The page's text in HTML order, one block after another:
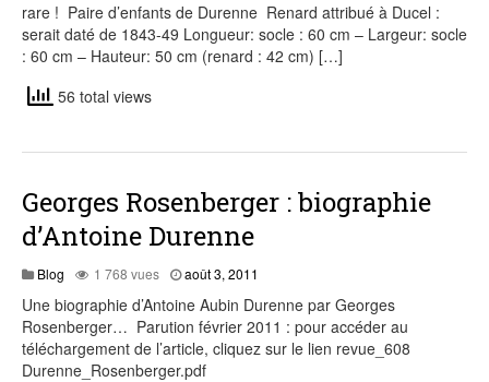
rare ! Paire d’enfants de Durenne Renard attribué à Ducel :
serait daté de 1843-49 Longueur: socle : 60 cm – Largeur: socle
: 60 cm – Hauteur: 50 cm (renard : 42 cm) […]
56 total views
Georges Rosenberger : biographie
d’Antoine Durenne
Blog 1 768 vues août 3, 2011
2015
Une biographie d’Antoine Aubin Durenne par Georges
Rosenberger… Parution février 2011 : pour accéder au
téléchargement de l’article, cliquez sur le lien revue_608
Durenne_Rosenberger.pdf